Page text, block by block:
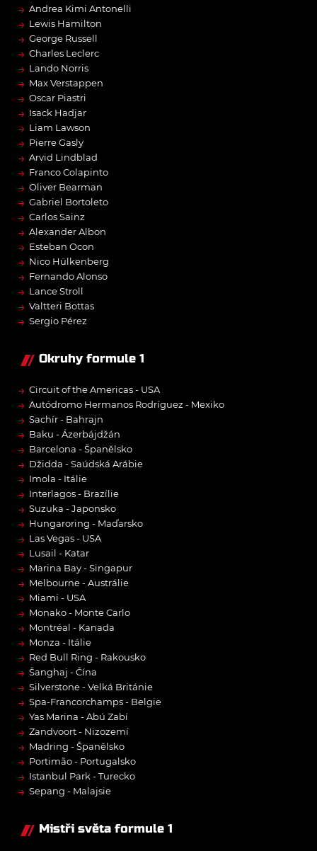
→ Andrea Kimi Antonelli
→ Lewis Hamilton
→ George Russell
→ Charles Leclerc
→ Lando Norris
→ Max Verstappen
→ Oscar Piastri
→ Isack Hadjar
→ Liam Lawson
→ Pierre Gasly
→ Arvid Lindblad
→ Franco Colapinto
→ Oliver Bearman
→ Gabriel Bortoleto
→ Carlos Sainz
→ Alexander Albon
→ Esteban Ocon
→ Nico Hülkenberg
→ Fernando Alonso
→ Lance Stroll
→ Valtteri Bottas
→ Sergio Pérez
Okruhy formule 1
→ Circuit of the Americas - USA
→ Autódromo Hermanos Rodríguez - Mexiko
→ Sachír - Bahrajn
→ Baku - Ázerbájdžán
→ Barcelona - Španělsko
→ Džidda - Saúdská Arábie
→ Imola - Itálie
→ Interlagos - Brazílie
→ Suzuka - Japonsko
→ Hungaroring - Maďarsko
→ Las Vegas - USA
→ Lusail - Katar
→ Marina Bay - Singapur
→ Melbourne - Austrálie
→ Miami - USA
→ Monako - Monte Carlo
→ Montréal - Kanada
→ Monza - Itálie
→ Red Bull Ring - Rakousko
→ Šanghaj - Čína
→ Silverstone - Velká Británie
→ Spa-Francorchamps - Belgie
→ Yas Marina - Abú Zabí
→ Zandvoort - Nizozemí
→ Madring - Španělsko
→ Portimão - Portugalsko
→ Istanbul Park - Turecko
→ Sepang - Malajsie
Mistři světa formule 1